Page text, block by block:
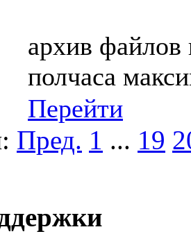
архив файлов
полчаса
Перейти
Пред. 1 ... 19